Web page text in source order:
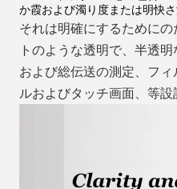
か霞および濁り度または明快
それは明確にするためにの
トのような透明で、 半透明
および総伝送の測定 、フ
ルおよびタッチ画面、等設